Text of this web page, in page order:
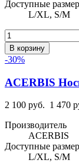
Доступные
L/XL, S/M
В корзину
-30%
ACERBIS
2 100 руб. 1 470
Производитель
ACERBIS
Доступные
L/XL, S/M